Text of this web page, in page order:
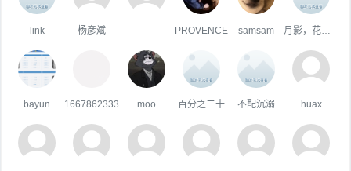
link 杨彦斌 PROVENCE samsam
bayun 1667862333 moo 百分之二十 不配沉溺 huax